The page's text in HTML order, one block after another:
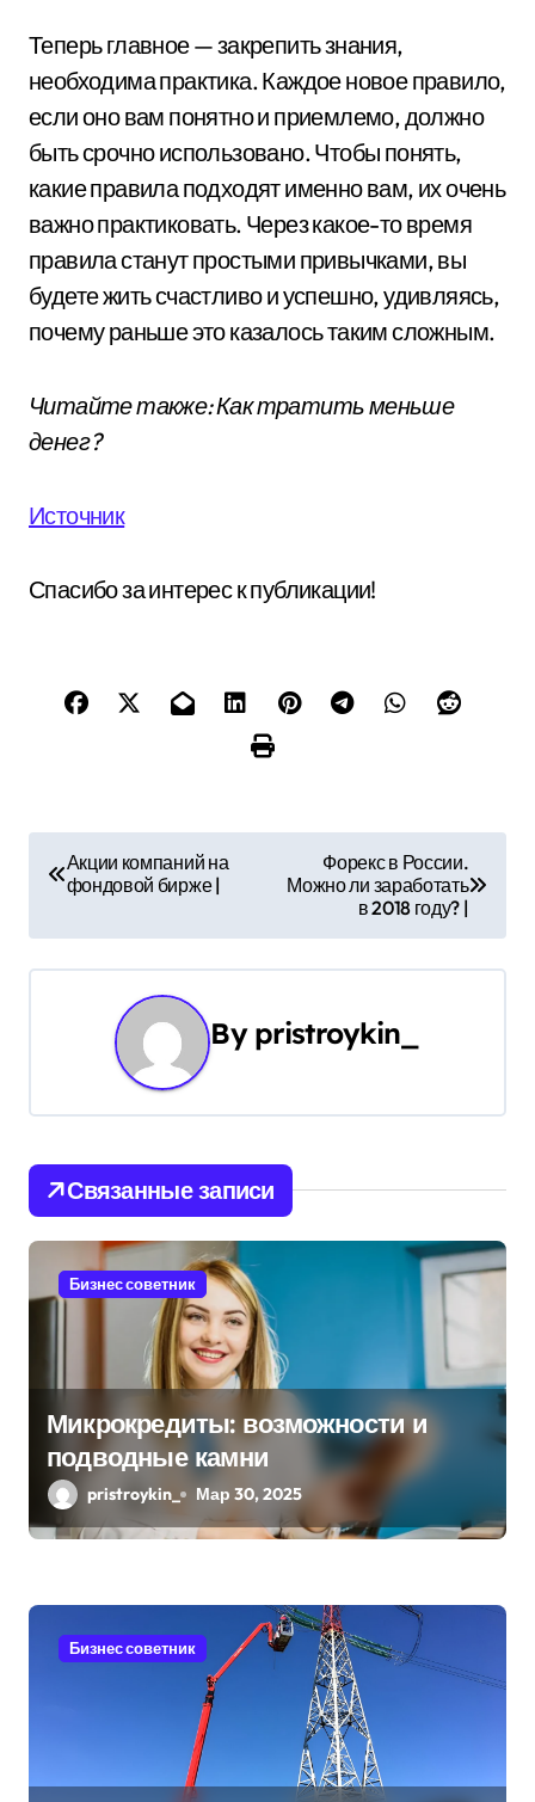
Теперь главное — закрепить знания,
необходима практика. Каждое новое правило,
если оно вам понятно и приемлемо, должно
быть срочно использовано. Чтобы понять,
какие правила подходят именно вам, их очень
важно практиковать. Через какое-то время
правила станут простыми привычками, вы
будете жить счастливо и успешно, удивляясь,
почему раньше это казалось таким сложным.
Читайте также: Как тратить меньше
денег?
Источник
Спасибо за интерес к публикации!
в
и
я
п
п
и
Акции компаний на
фондовой бирже |
Форекс в России.
Можно ли заработать
в 2018 году? |
By pristroykin_
Связанные записи
Бизнес советник
Микрокредиты: возможности и
подводные камни
pristroykin_ Мар 30, 2025
Бизнес советник